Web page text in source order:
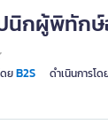
นิกผู้พิทัก
ยB2S ดำเนินการโด